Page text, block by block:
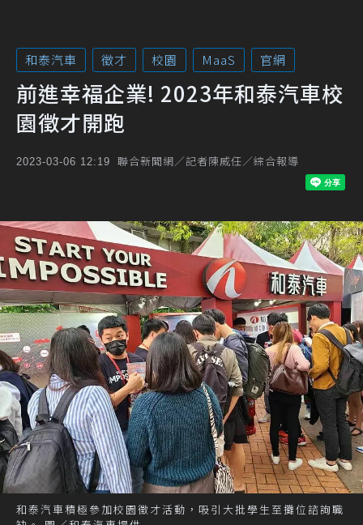
和泰汽車 徵才 校園 MaaS 官網
前進幸福企業! 2023年和泰汽車校
園徵才開跑
2023-03-06 12:19 聯合新聞網／記者陳威任／綜合報導
和泰汽車積極參加校園徵才活動，吸引大批學生至攤位諮詢職